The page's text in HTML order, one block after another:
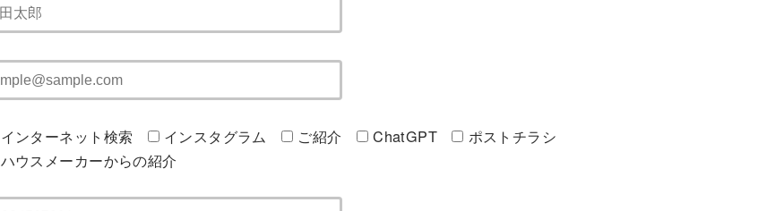
インターネット検索 インスタグラム ご紹介 ChatGPT
ポストチラシ
ハウスメーカーからの紹介